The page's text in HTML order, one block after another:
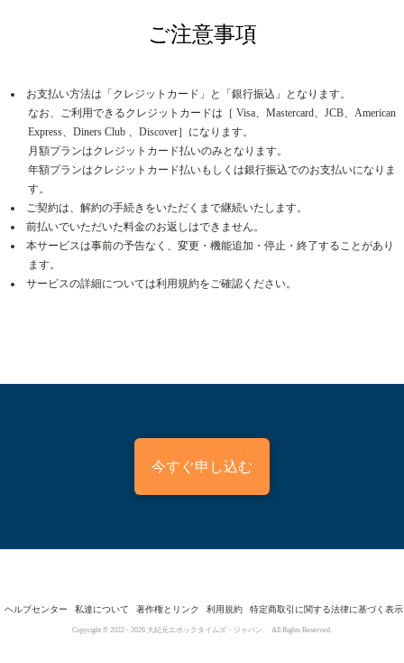
ご注意事項
お支払い方法は「クレジットカード」と「銀行振込」となります。
なお、ご利用できるクレジットカードは［ Visa、Mastercard、JCB、American
Express、Diners Club 、Discover］になります。
月額プランはクレジットカード払いのみとなります。
年額プランはクレジットカード払いもしくは銀行振込でのお支払いになりま
す。
ご契約は、解約の手続きをいただくまで継続いたします。
前払いでいただいた料金のお返しはできません。
本サービスは事前の予告なく、変更・機能追加・停止・終了することがあり
ます。
サービスの詳細については利用規約をご確認ください。
今すぐ申し込む
ヘルプセンター 私達について 著作権とリンク 利用規約 特定商取引に関する法律に基づく表示
Copyright © 2022 - 2026 大紀元エポックタイムズ・ジャパン. All Rights Reserved.